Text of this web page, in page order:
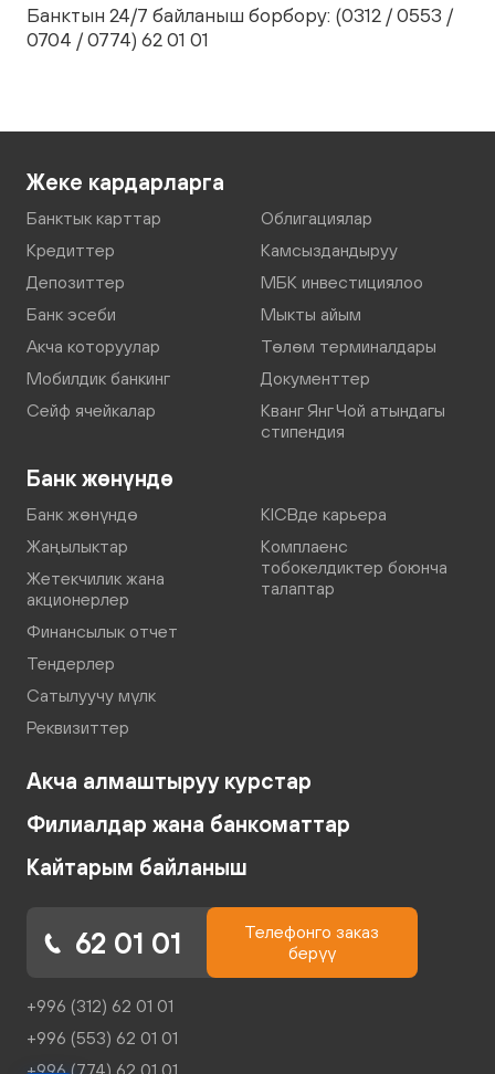
Банктын 24/7 байланыш борбору: (0312 / 0553 /
0704 / 0774) 62 01 01
Жеке кардарларга
Банктык карттар
Кредиттер
Депозиттер
Банк эсеби
Акча которуулар
Мобилдик банкинг
Сейф ячейкалар
Облигациялар
Камсыздандыруу
МБК инвестициялоо
Мыкты айым
Төлөм терминалдары
Документтер
Кванг Янг Чой атындагы
стипендия
Банк жөнүндө
Банк жөнүндө
Жаңылыктар
Жетекчилик жана
акционерлер
Финансылык отчет
Тендерлер
Сатылуучу мүлк
Реквизиттер
KICBде карьера
Комплаенс
тобокелдиктер боюнча
талаптар
Акча алмаштыруу курстар
Филиалдар жана банкоматтар
Кайтарым байланыш
62 01 01
Телефонго заказ
берүү
+996 (312) 62 01 01
+996 (553) 62 01 01
+996 (774) 62 01 01